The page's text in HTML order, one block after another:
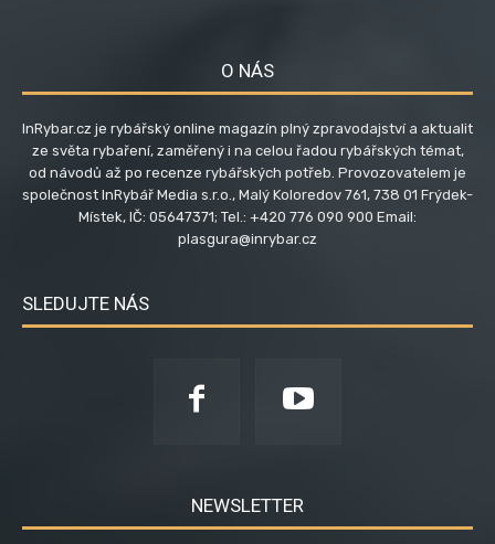
O NÁS
InRybar.cz je rybářský online magazín plný zpravodajství a aktualit
ze světa rybaření, zaměřený i na celou řadou rybářských témat,
od návodů až po recenze rybářských potřeb. Provozovatelem je
společnost InRybář Media s.r.o., Malý Koloredov 761, 738 01 Frýdek-
Místek, IČ: 05647371; Tel.: +420 776 090 900 Email:
plasgura@inrybar.cz
SLEDUJTE NÁS
NEWSLETTER